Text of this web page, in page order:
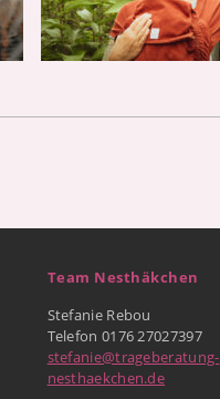
Team Nesthäkchen
Stefanie Rebou
Telefon 0176 27027397
stefanie@trageberatung-
nesthaekchen.de